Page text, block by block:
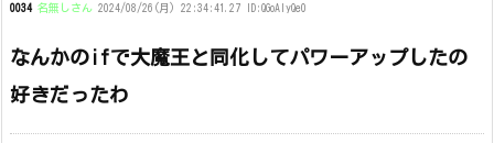
0034 名無しさん 2024/08/26(月) 22:34:41.27 ID:QGoAIyQe0
なんかのifで大魔王と同化してパワーアップしたの
好きだったわ